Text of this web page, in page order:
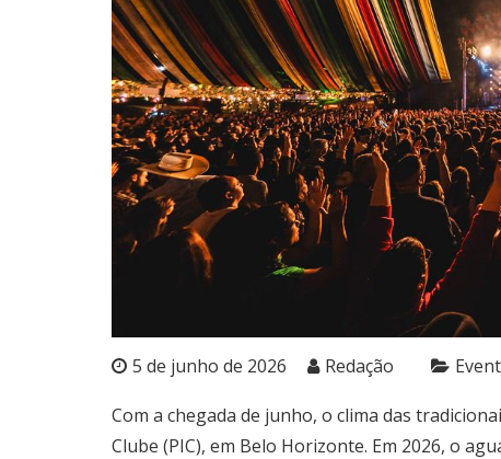
5 de junho de 2026 Redação
Com a chegada de junho, o clima das
Clube (PIC), em Belo Horizonte. Em 2026, o